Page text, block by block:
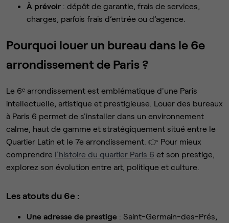
À prévoir : dépôt de garantie, frais de services,
charges, parfois frais d’entrée ou d’agence.
Pourquoi louer un bureau dans le 6e
arrondissement de Paris ?
Le 6ᵉ arrondissement est emblématique d'une Paris
intellectuelle, artistique et prestigieuse. Louer des bureaux
à Paris 6 permet de s'installer dans un environnement
calme, haut de gamme et stratégiquement situé entre le
Quartier Latin et le 7e arrondissement. 👉 Pour mieux
comprendre l’histoire du quartier Paris 6 et son prestige,
explorez son évolution entre art, politique et culture.
Les atouts du 6e :
Une adresse de prestige : Saint-Germain-des-Prés,